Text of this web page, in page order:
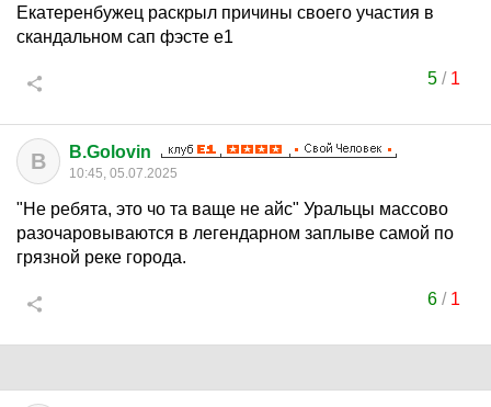
Екатеренбужец раскрыл причины своего участия в
скандальном сап фэсте е1
5/ 1
B B.Golovin
10:45, 05.07.2025
"Не ребята, это чо та ваще не айс" Уральцы массово
разочаровываются в легендарном заплыве самой по
грязной реке города.
6/ 1